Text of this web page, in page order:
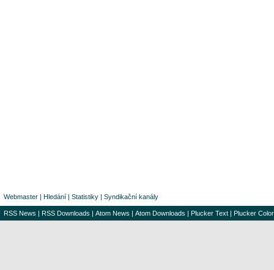
Webmaster | Hledání | Statistiky | Syndikační kanály
RSS News | RSS Downloads | Atom News | Atom Downloads | Plucker Text | Plucker Color